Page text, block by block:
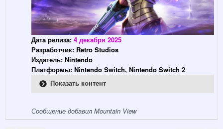
Дата релиза: 4 декабря 2025
Разработчик: Retro Studios
Издатель: Nintendo
Платформы: Nintendo Switch, Nintendo Switch 2
Показать контент
Сообщение добавил Mountain View